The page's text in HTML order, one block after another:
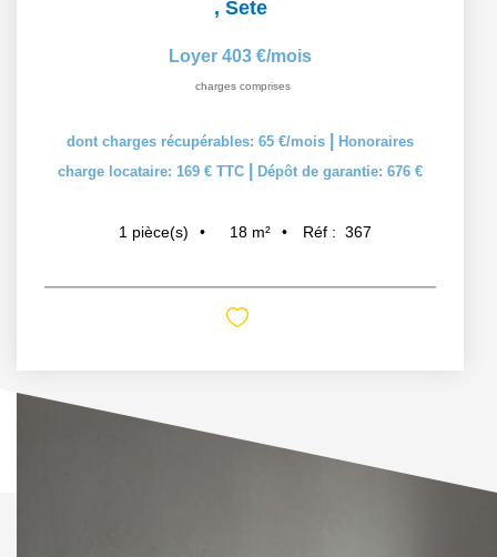
, Sete
Loyer 403 €/mois
charges comprises
dont charges récupérables: 65 €/mois
Honoraires
charge locataire: 169 € TTC
Dépôt de garantie: 676 €
1 pièce(s) 18 m² Réf : 367